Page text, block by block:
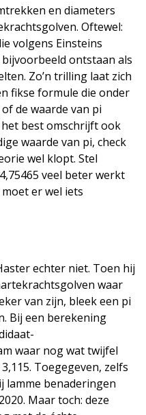
en diameters
Oftewel:
volgens Einsteins
ontstaan als
Zo’n trilling laat zich
fikse formule die onder
de waarde van pi
best omschrijft ook
waarde van pi, check
wel klopt. Stel
veel beter werkt
er wel iets
echter niet. Toen hij
waar
van zijn, bleek een pi
Bij een berekening
waar nog wat twijfel
Toegegeven, zelfs
lamme benaderingen
Maar toch: deze